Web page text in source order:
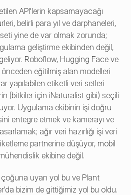
API'lerin kapsamayacağı
belirli para yıl ve darphaneleri,
yine de var olmak zorunda;
geliştirme ekibinden değil,
Roboflow, Hugging Face ve
eğitilmiş alan modelleri
yapılabilen etiketli veri setleri
(bitkiler için iNaturalist gibi) seçili
Uygulama ekibinin işi doğru
entegre etmek ve kamerayı ve
ağır veri hazırlığı işi veri
partnerine düşüyor, mobil
ekibine değil.
çoğuna uyan yol bu ve Plant
bizim de gittiğimiz yol bu oldu.